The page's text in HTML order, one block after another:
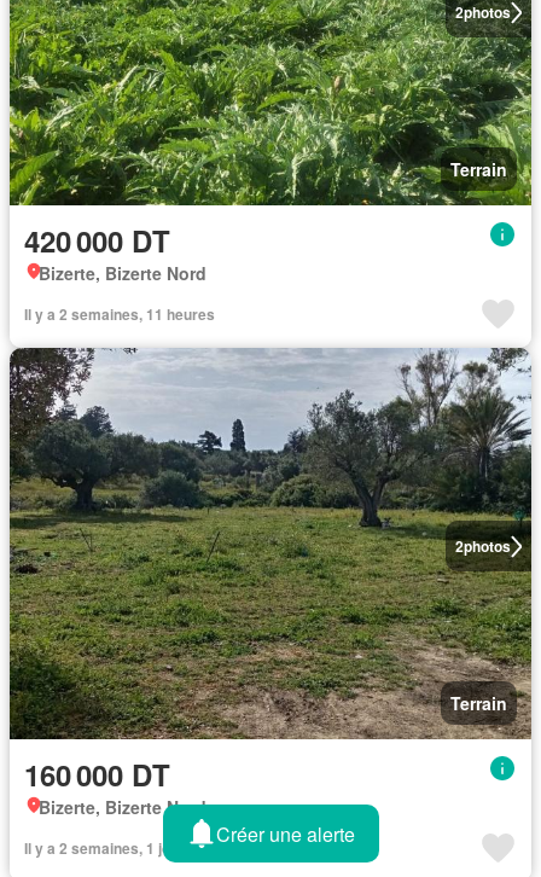
2photos
Terrain
420 000 DT
Bizerte, Bizerte Nord
Il y a 2 semaines, 11 heures
2photos
Terrain
160 000 DT
Bizerte, Bizerte Nord
Il y a 2 semaines, 1 jour
Créer une alerte